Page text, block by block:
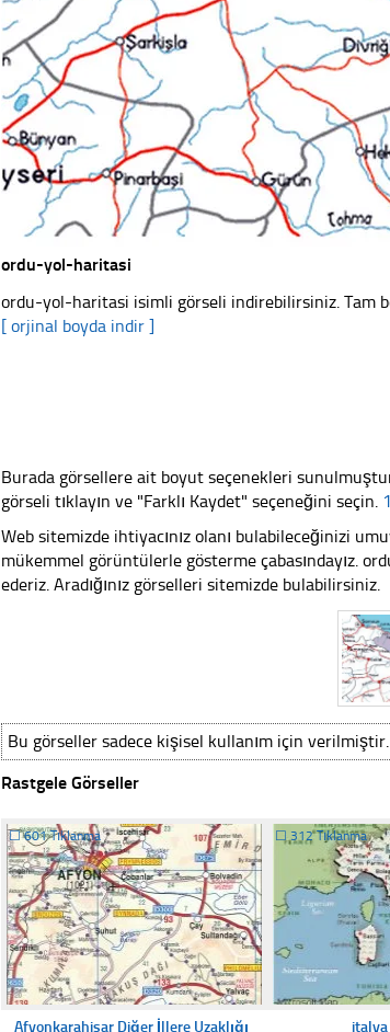
ordu-yol-haritasi
ordu-yol-haritasi isimli görseli indirebilirsiniz. Tam
[ orjinal boyda indir ]
Burada görsellere ait boyut seçenekleri
görseli tıklayın ve "Farklı Kaydet" seçeneğini seçin.
Web sitemizde ihtiyacınız olanı bulabileceğinizi
mükemmel görüntülerle gösterme çabasındayız.
ederiz. Aradığınız görselleri sitemizde bulabilirsiniz.
Bu görseller sadece kişisel kullanım için
Rastgele Görseller
☐601 Tıklanma
Afyonkarahisar Diğer İllere Uzaklığı
☐ 312 Tıklanma
italya